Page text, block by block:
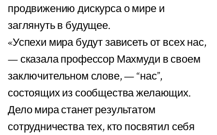
продвижению дискурса о мире и
заглянуть в будущее.
«Успехи мира будут зависеть от всех нас,
— сказала профессор Махмуди в своем
заключительном слове, — “нас”,
состоящих из сообщества желающих.
Дело мира станет результатом
сотрудничества тех, кто посвятил себя